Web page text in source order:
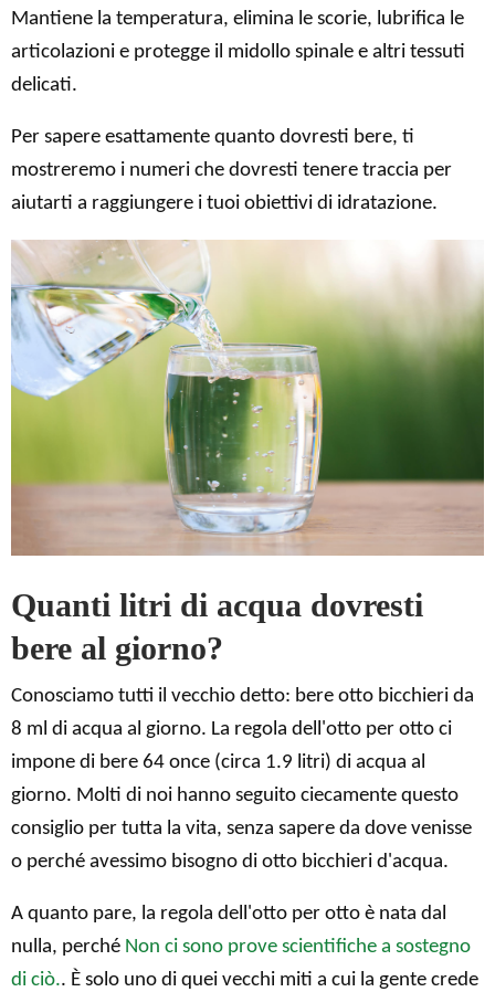
Mantiene la temperatura, elimina le scorie, lubrifica le
articolazioni e protegge il midollo spinale e altri tessuti
delicati.
Per sapere esattamente quanto dovresti bere, ti
mostreremo i numeri che dovresti tenere traccia per
aiutarti a raggiungere i tuoi obiettivi di idratazione.
Quanti litri di acqua dovresti
bere al giorno?
Conosciamo tutti il ​​vecchio detto: bere otto bicchieri da
8 ml di acqua al giorno. La regola dell'otto per otto ci
impone di bere 64 once (circa 1.9 litri) di acqua al
giorno. Molti di noi hanno seguito ciecamente questo
consiglio per tutta la vita, senza sapere da dove venisse
o perché avessimo bisogno di otto bicchieri d'acqua.
A quanto pare, la regola dell'otto per otto è nata dal
nulla, perché Non ci sono prove scientifiche a sostegno
di ciò.. È solo uno di quei vecchi miti a cui la gente crede